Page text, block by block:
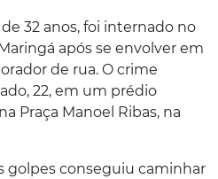
32 anos, foi internado no
após se envolver em
de rua. O crime
22, em um prédio
Praça Manoel Ribas, na
golpes conseguiu caminhar